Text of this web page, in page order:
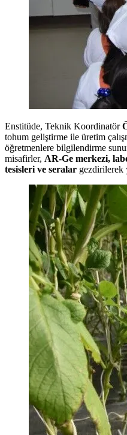
Enstitüde, Teknik Koordinatör
tohum geliştirme ile üretim
öğretmenlere bilgilendirme
misafirler, AR-Ge merkezi,
tesisleri ve seralar gezdirilerek